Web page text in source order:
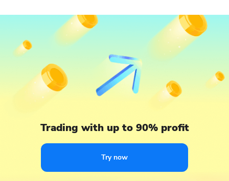
Trading with up to 90% profit
Try now